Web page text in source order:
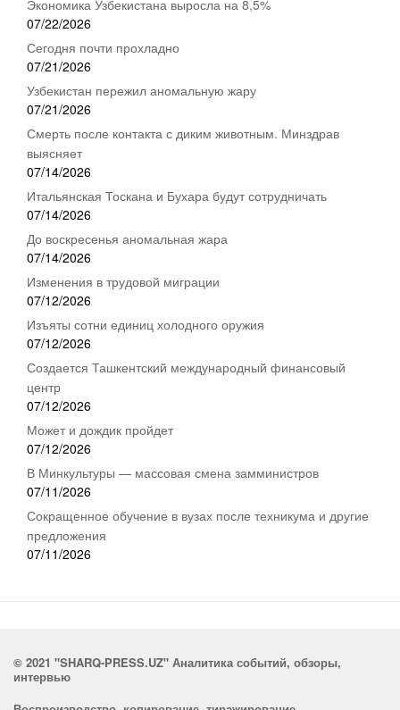
Экономика Узбекистана выросла на 8,5%
07/22/2026
Сегодня почти прохладно
07/21/2026
Узбекистан пережил аномальную жару
07/21/2026
Смерть после контакта с диким животным. Минздрав
выясняет
07/14/2026
Итальянская Тоскана и Бухара будут сотрудничать
07/14/2026
До воскресенья аномальная жара
07/14/2026
Изменения в трудовой миграции
07/12/2026
Изъяты сотни единиц холодного оружия
07/12/2026
Создается Ташкентский международный финансовый
центр
07/12/2026
Может и дождик пройдет
07/12/2026
В Минкультуры — массовая смена замминистров
07/11/2026
Сокращенное обучение в вузах после техникума и другие
предложения
07/11/2026
© 2021 "SHARQ-PRESS.UZ" Аналитика событий, обзоры,
интервью